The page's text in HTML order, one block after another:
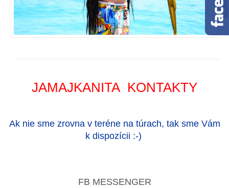
JAMAJKANITA KONTAKTY
Ak nie sme zrovna v teréne na túrach, tak sme Vám
k dispozícii :-)
FB MESSENGER